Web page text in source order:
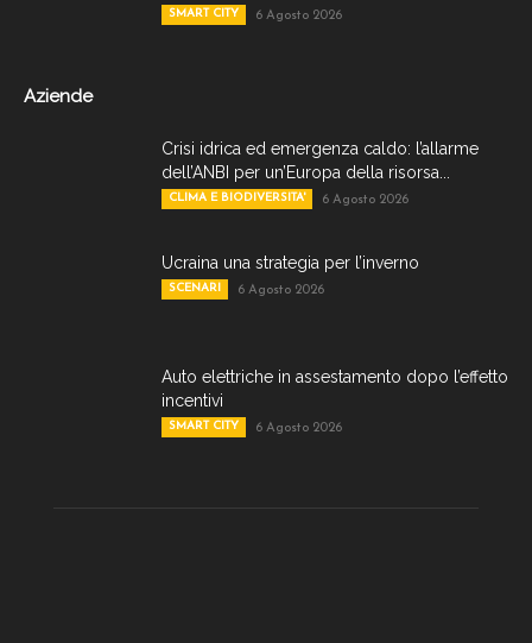
SMART CITY 6 Agosto 2026
Aziende
Crisi idrica ed emergenza caldo: l’allarme
dell’ANBI per un’Europa della risorsa...
CLIMA E BIODIVERSITA' 6 Agosto 2026
Ucraina una strategia per l’inverno
SCENARI 6 Agosto 2026
Auto elettriche in assestamento dopo l’effetto
incentivi
SMART CITY 6 Agosto 2026